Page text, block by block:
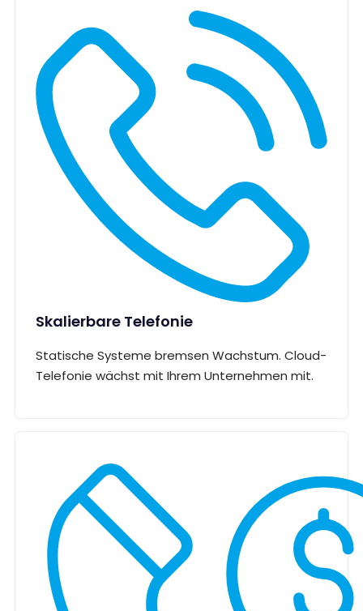
Skalierbare Telefonie
Statische Systeme bremsen Wachstum. Cloud-
Telefonie wächst mit Ihrem Unternehmen mit.